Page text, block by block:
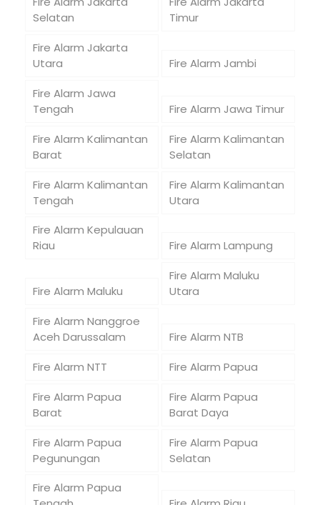
Selatan
Timur
Fire Alarm Jakarta
Utara
Fire Alarm Jambi
Fire Alarm Jawa
Tengah
Fire Alarm Jawa Timur
Fire Alarm Kalimantan
Barat
Fire Alarm Kalimantan
Selatan
Fire Alarm Kalimantan
Tengah
Fire Alarm Kalimantan
Utara
Fire Alarm Kepulauan
Riau
Fire Alarm Lampung
Fire Alarm Maluku
Fire Alarm Maluku
Utara
Fire Alarm Nanggroe
Aceh Darussalam
Fire Alarm NTB
Fire Alarm NTT
Fire Alarm Papua
Fire Alarm Papua
Barat
Fire Alarm Papua
Barat Daya
Fire Alarm Papua
Pegunungan
Fire Alarm Papua
Selatan
Fire Alarm Papua